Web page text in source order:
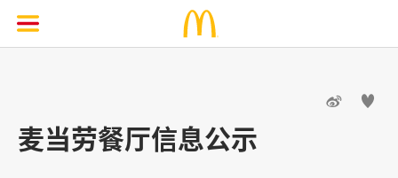
 
麦当劳餐厅信息公示